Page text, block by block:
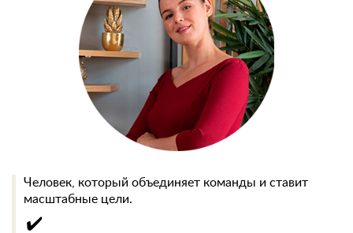
Человек, который объединяет команды и ставит
масштабные цели.
✔️